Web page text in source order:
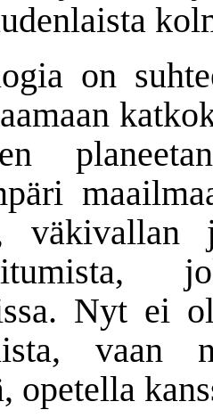
on
väkivallan
Nyt ei
vaan
opetella